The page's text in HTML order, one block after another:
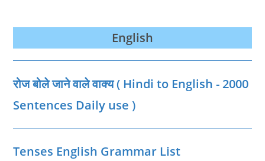
English
रोज बोले जाने वाले वाक्‍य ( Hindi to English - 2000
Sentences Daily use )
Tenses English Grammar List